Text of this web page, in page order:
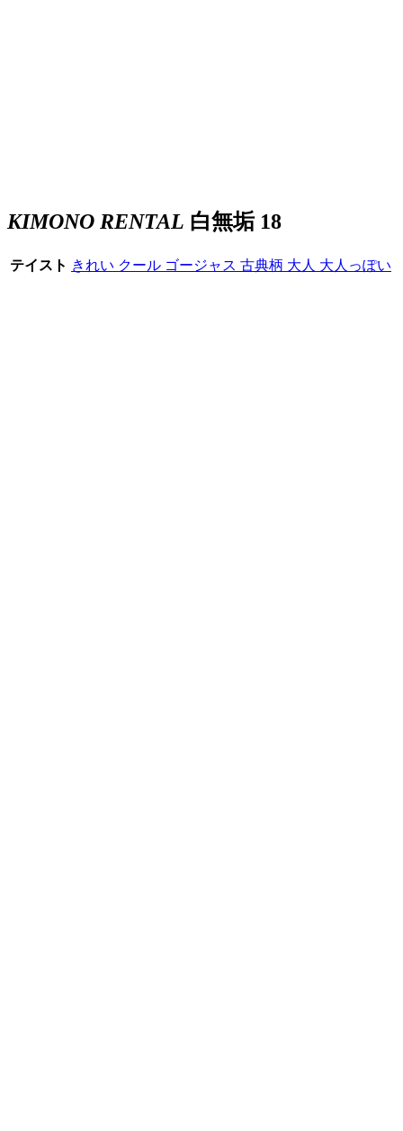
KIMONO RENTAL 白無垢 18
テイスト きれい クール ゴージャス 古典柄 大人 大人っぽい